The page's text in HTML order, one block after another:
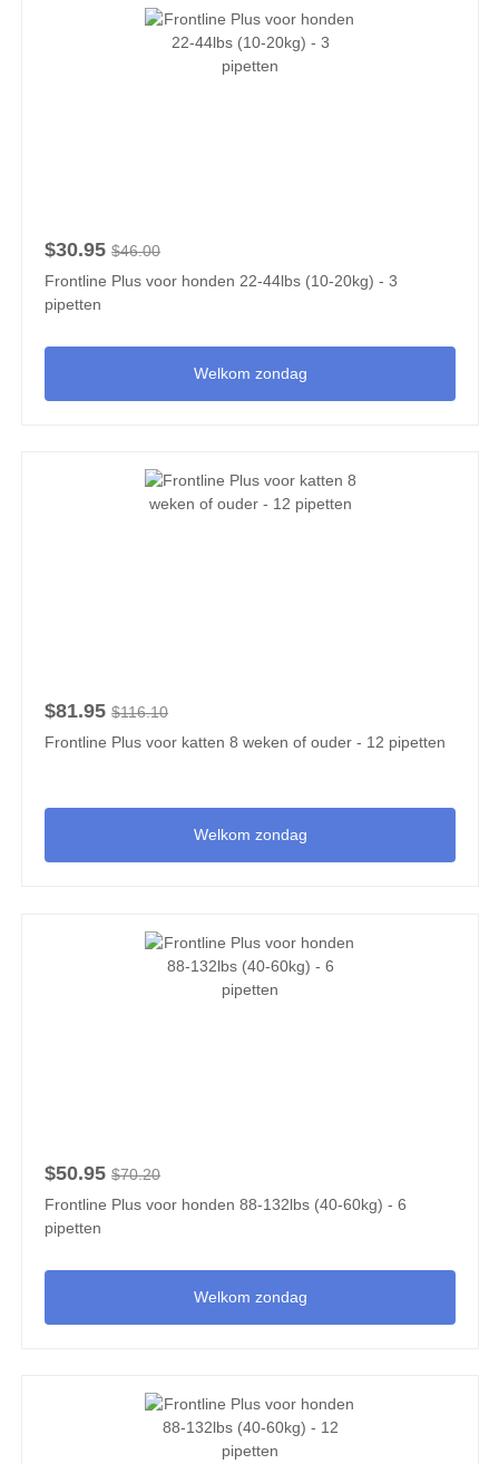
$30.95 $46.00
Frontline Plus voor honden 22-44lbs (10-20kg) - 3
pipetten
Welkom zondag
$81.95 $116.10
Frontline Plus voor katten 8 weken of ouder - 12 pipetten
Welkom zondag
$50.95 $70.20
Frontline Plus voor honden 88-132lbs (40-60kg) - 6
pipetten
Welkom zondag